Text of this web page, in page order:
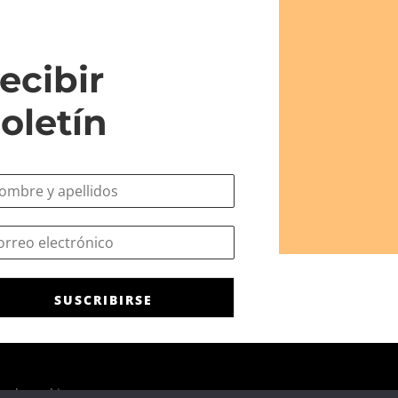
SUSCRIBIRSE
de cookies